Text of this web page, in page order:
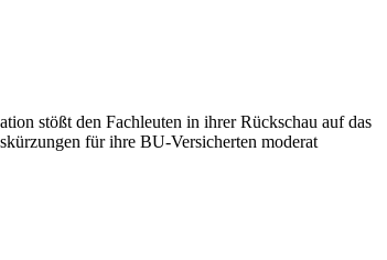
stößt den Fachleuten in ihrer Rückschau auf das
für ihre BU-Versicherten moderat